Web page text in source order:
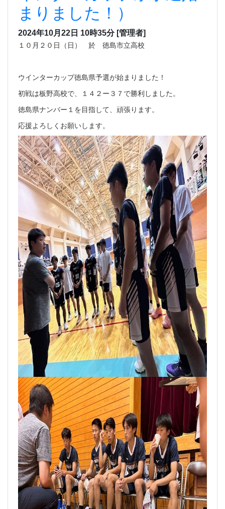
まりました！）
2024年10月22日 10時35分 [管理者]
１０月２０日（日） 於 徳島市立高校
ウインターカップ徳島県予選が始まりました！
初戦は板野高校で、１４２ー３７で勝利しました。
徳島県ナンバー１を目指して、頑張ります。
応援よろしくお願いします。